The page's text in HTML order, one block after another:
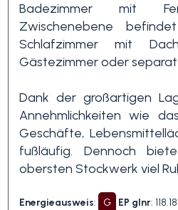
Badezimmer mit
Zwischenebene
Schlafzimmer mit
Gästezimmer oder
Dank der großartigen
Annehmlichkeiten wie
Geschäfte,
fußläufig. Dennoch
obersten Stockwerk viel
Energieausweis: G EP glnr:
3+
Optionen
-
Mehrfachauswahl
Garten